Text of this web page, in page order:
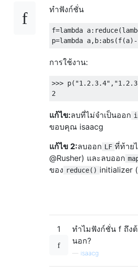
ทำฟังก์ชั่น
f=lambda a: reduce(
p=lambda a, b: abs (f(a)-
การใช้งาน:
>>>
แก้ไข:ลบที่ไม่จำเป็นออก
ขอบคุณ isaacg
แก้ไข 2:ลบออก LF ที่ท้าย
@Rusher) และลบออก
ของ reduce() initializer
1
ทำไมฟังก์ชั่น f ถึง
นอก?
isaacg